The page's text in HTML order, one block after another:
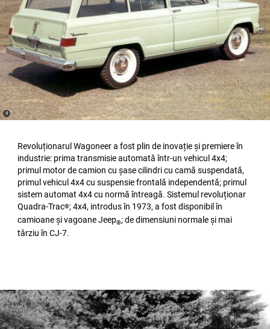
Revoluționarul Wagoneer a fost plin de inovație și premiere în
industrie: prima transmisie automată într-un vehicul 4x4;
primul motor de camion cu șase cilindri cu camă suspendată,
primul vehicul 4x4 cu suspensie frontală independentă; primul
sistem automat 4x4 cu normă întreagă. Sistemul revoluționar
Quadra-Trac®; 4x4, introdus în 1973, a fost disponibil în
camioane și vagoane Jeep®; de dimensiuni normale și mai
târziu în CJ-7.
(
Disclosure
4)